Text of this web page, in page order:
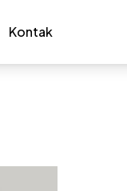
Kontak